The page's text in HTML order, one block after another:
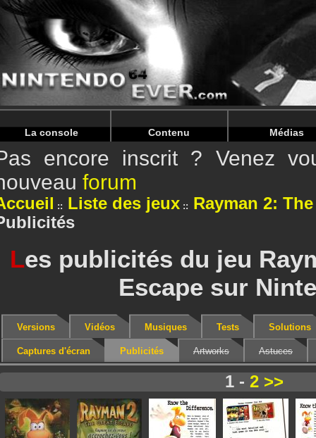
Warning: Undefined array key "HTTP_REFERER" in /
Warning: Undefined array key "HTTP_REFERER" in /
La console Contenu Médias
encore inscrit ? Venez
forum
Liste des jeux
Rayman 2:
Les publicités du jeu
Escape sur
Versions Vidéos Musiques Tests Solutions
Captures d'écran Publicités Artworks Astuces
1 - 2>>